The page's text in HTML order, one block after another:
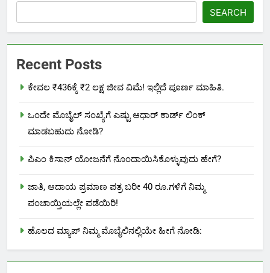
SEARCH
Recent Posts
ಕೇವಲ ₹436ಕ್ಕೆ ₹2 ಲಕ್ಷ ಜೀವ ವಿಮೆ! ಇಲ್ಲಿದೆ ಪೂರ್ಣ ಮಾಹಿತಿ.
ಒಂದೇ ಮೊಬೈಲ್ ಸಂಖ್ಯೆಗೆ ಎಷ್ಟು ಆಧಾರ್ ಕಾರ್ಡ್ ಲಿಂಕ್
ಮಾಡಬಹುದು ನೋಡಿ?
ಪಿಎಂ ಕಿಸಾನ್ ಯೋಜನೆಗೆ ನೊಂದಾಯಿಸಿಕೊಳ್ಳುವುದು ಹೇಗೆ?
ಜಾತಿ, ಆದಾಯ ಪ್ರಮಾಣ ಪತ್ರ ಬರೀ 40 ರೂ.ಗಳಿಗೆ ನಿಮ್ಮ
ಪಂಚಾಯ್ತಿಯಲ್ಲೇ ಪಡೆಯಿರಿ!
ಹೊಲದ ಮ್ಯಾಪ್ ನಿಮ್ಮ ಮೊಬೈಲಿನಲ್ಲಿಯೇ ಹೀಗೆ ನೋಡಿ: